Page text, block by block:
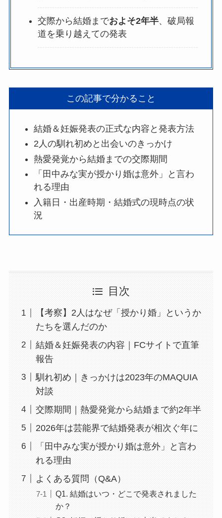
交際から結婚までおよそ2年半、破局報
道を乗り越えての発表
この記事で分かること
結婚＆妊娠発表の正式な内容と発表方法
2人の馴れ初めと出会いのきっかけ
熱愛発覚から結婚までの交際期間
「田中みな実が授かり婚は意外」と言わ
れる理由
入籍日・出産時期・結婚式の現時点の状
況
目次
【考察】2人はなぜ「授かり婚」というか
たちを選んだのか
結婚＆妊娠発表の内容｜FCサイトで直筆
報告
馴れ初め｜きっかけは2023年のMAQUIA
対談
交際期間｜熱愛発覚から結婚まで約2年半
2026年は芸能界で結婚発表が相次ぐ年に
「田中みな実が授かり婚は意外」と言わ
れる理由
よくある質問（Q&A）
Q1. 結婚はいつ・どこで発表されました
か？